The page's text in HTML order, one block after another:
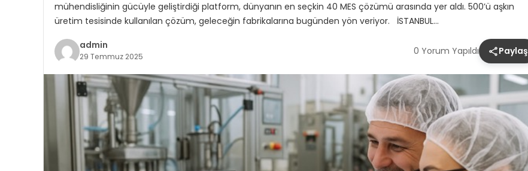
mühendisliğinin gücüyle geliştirdiği platform, dünyanın en seçkin 40 MES çözümü arasında yer aldı. 500’ü aşkın
üretim tesisinde kullanılan çözüm, geleceğin fabrikalarına bugünden yön veriyor. İSTANBUL…
admin
29 Temmuz 2025 0 Yorum Yapıldı Paylaş